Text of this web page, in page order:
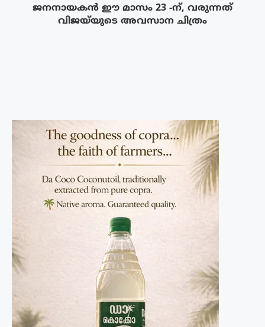
ജനനായകൻ ഈ മാസം 23 -ന്, വരുന്നത്
വിജയ്‌യുടെ അവസാന ചിത്രം